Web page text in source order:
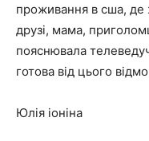
проживання в сша, де
друзі, мама,
пояснювала
готова від цього
Юлія іоніна